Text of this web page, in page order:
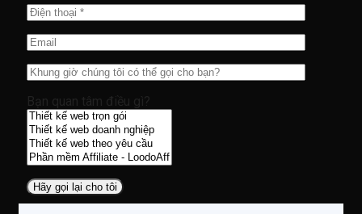
Bạn quan tâm điều gì?